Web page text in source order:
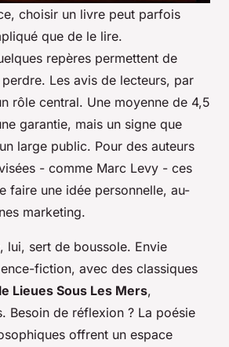
choisir un livre peut parfois
que de le lire.
repères permettent de
perdre. Les avis de lecteurs, par
rôle central. Une moyenne de 4,5
garantie, mais un signe que
large public. Pour des auteurs
- comme Marc Levy - ces
faire une idée personnelle, au-
marketing.
lui, sert de boussole. Envie
fiction, avec des classiques
Lieues Sous Les Mers,
Besoin de réflexion ? La poésie
offrent un espace